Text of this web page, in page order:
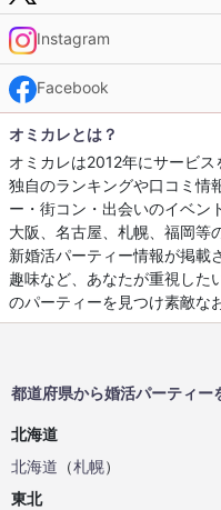
Instagram
Facebook
オミカレとは？
オミカレは2012年にサービス
独自のランキングや口コミ情
ー・街コン・出会いのイベン
大阪、名古屋、札幌、福岡等
新婚活パーティー情報が掲載
趣味など、あなたが重視した
のパーティーを見つけ素敵な
都道府県から婚活パーティー
北海道
北海道 （札幌）
東北